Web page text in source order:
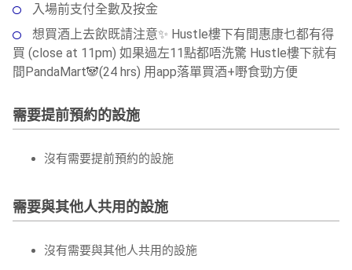
入場前支付全數及按金
想買酒上去飲既請注意✨ Hustle樓下有間惠康乜都有得
買 (close at 11pm) 如果過左11點都唔洗驚 Hustle樓下就有
間PandaMart🐼(24 hrs) 用app落單買酒+嘢食勁方便
需要提前預約的設施
沒有需要提前預約的設施
需要與其他人共用的設施
沒有需要與其他人共用的設施